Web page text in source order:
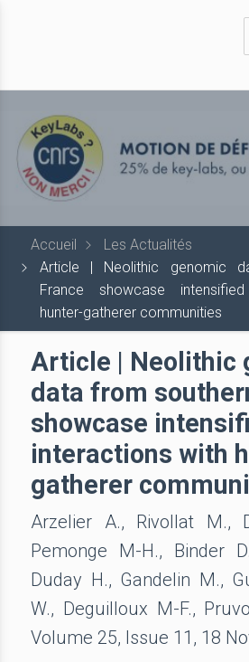
Accueil
Les Actualités
Article | Neolithic genomic
France showcase
hunter-gatherer communities
Article | Neolithic
data from
showcase
interactions with
gatherer
Arzelier A., Rivollat M.,
Pemonge M-H., Binder
Duday H., Gandelin M.,
W., Deguilloux M-F.,
Volume 25, Issue 11, 18